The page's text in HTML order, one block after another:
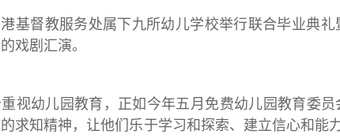
督教服务处属下九所幼儿学校举行联合毕业典礼
戏剧汇演。
视幼儿园教育，正如今年五月免费幼儿园教育委
求知精神，让他们乐于学习和探索、建立信心和